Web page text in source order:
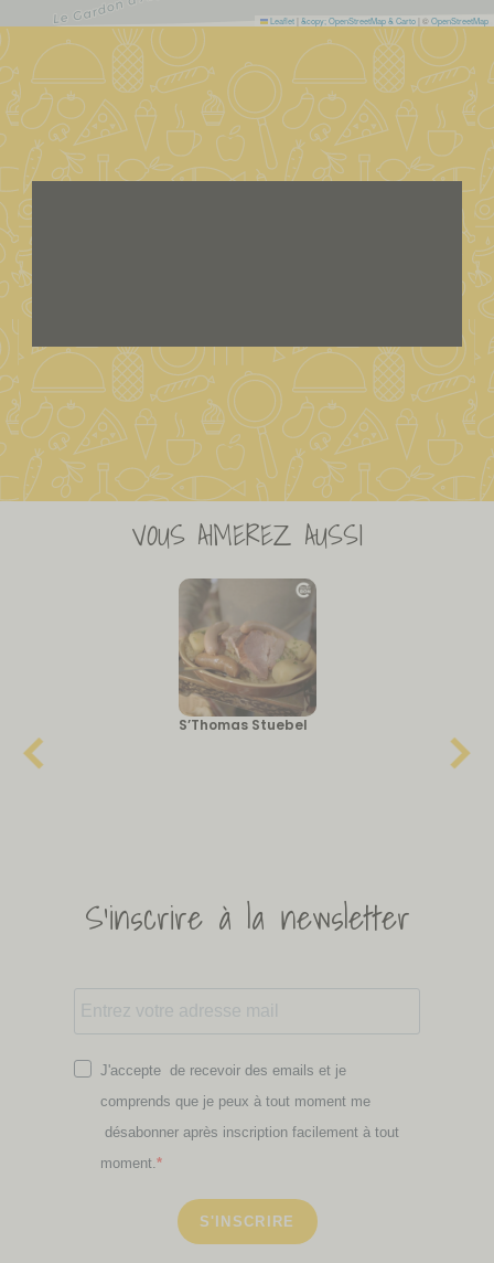
Leaflet &copy; OpenStreetMap & Carto | ©OpenStreetMap
VOUS AIMEREZ AUSSI
S’Thomas Stuebel
S'inscrire à la newsletter
J'accepte de recevoir des emails et je
comprends que je peux à tout moment me
désabonner après inscription facilement à tout
moment.
S'INSCRIRE